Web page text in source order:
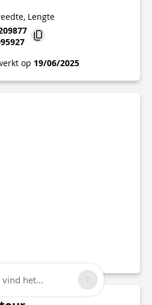
Lengte
op 19/06/2025
het...